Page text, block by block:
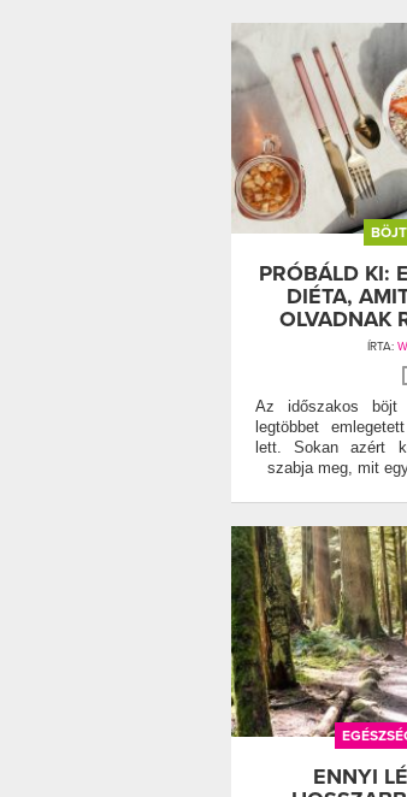
BÖJT
PRÓBÁLD KI:
DIÉTA,
OLVADNAK
ÍRTA:
Az időszakos
legtöbbet
lett. Sokan azért
szabja meg, mit
ENNYI